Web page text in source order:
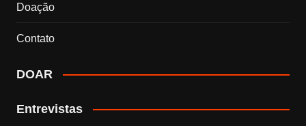
Doação
Contato
DOAR
Entrevistas